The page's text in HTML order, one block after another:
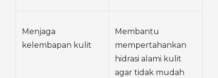
Menjaga
kelembapan kulit
Membantu
mempertahankan
hidrasi alami kulit
agar tidak mudah